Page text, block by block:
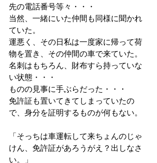
先の電話番号等々・・・
当然、一緒にいた仲間も同様に聞かれ
ていた。
運悪く、その日私は一度家に帰って荷
物を置き、その仲間の車で来ていた。
名刺はもちろん、財布すら持っていな
い状態・・・
ものの見事に手ぶらだった・・・
免許証も置いてきてしまっていたの
で、身分を証明するものが何もない。
「そっちは車運転して来ちょんのじゃ
けん、免許証があろうがえ？出しなさ
い。」